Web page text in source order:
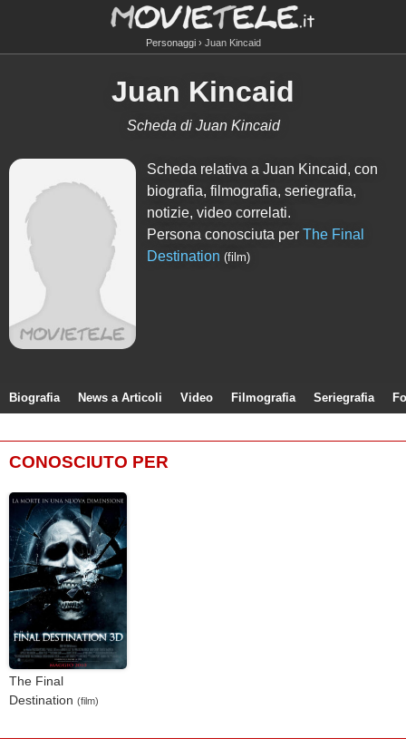
Personaggi Juan Kincaid
Juan Kincaid
Scheda di Juan Kincaid
Scheda relativa a Juan Kincaid, con
biografia, filmografia, seriegrafia,
notizie, video correlati.
Persona conosciuta perThe Final
Destination (film)
Biografia News a Articoli Video Filmografia Seriegrafia
CONOSCIUTO PER
The Final
Destination (film)